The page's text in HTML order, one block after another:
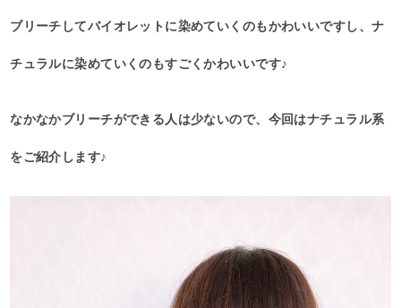
ブリーチしてバイオレットに染めていくのもかわいいですし、ナ
チュラルに染めていくのもすごくかわいいです♪
なかなかブリーチができる人は少ないので、今回はナチュラル系
をご紹介します♪